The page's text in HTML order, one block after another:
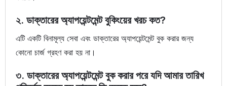
২. ডাক্তারের অ্যাপয়েন্টমেন্ট বুকিংয়ের খরচ কত?
এটি একটি বিনামূল্য সেবা এবং ডাক্তারের অ্যাপয়েন্টমেন্ট বুক করার জন্য
কোনো চার্জ গ্রহণ করা হয় না।
৩. ডাক্তারের অ্যাপয়েন্টমেন্ট বুক করার পরে যদি আমার তারিখ